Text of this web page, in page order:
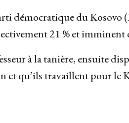
démocratique du Kosovo
21 % et imminent
à la tanière, ensuite
et qu’ils travaillent pour le